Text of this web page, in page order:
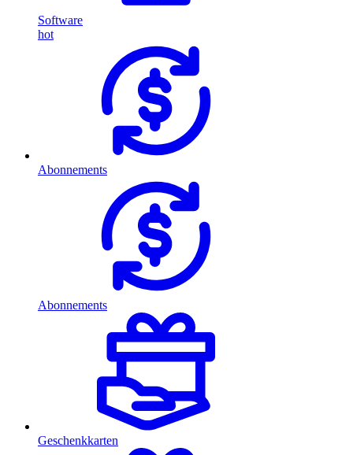
Software
hot
Abonnements
Abonnements
Geschenkkarten